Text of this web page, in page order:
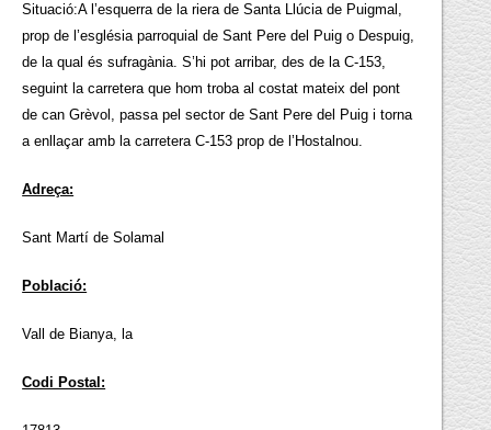
Situació:A l’esquerra de la riera de Santa Llúcia de Puigmal,
prop de l’església parroquial de Sant Pere del Puig o Despuig,
de la qual és sufragània. S’hi pot arribar, des de la C-153,
seguint la carretera que hom troba al costat mateix del pont
de can Grèvol, passa pel sector de Sant Pere del Puig i torna
a enllaçar amb la carretera C-153 prop de l’Hostalnou.
Adreça:
Sant Martí de Solamal
Població:
Vall de Bianya, la
Codi Postal: